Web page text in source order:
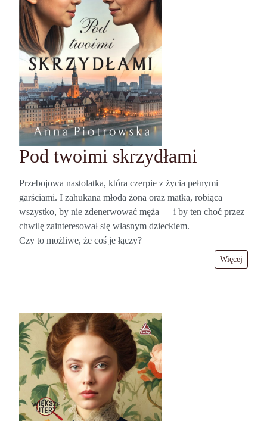
Pod twoimi skrzydłami
Przebojowa nastolatka, która czerpie z życia pełnymi
garściami. I zahukana młoda żona oraz matka, robiąca
wszystko, by nie zdenerwować męża — i by ten choć przez
chwilę zainteresował się własnym dzieckiem.
Czy to możliwe, że coś je łączy?
Więcej